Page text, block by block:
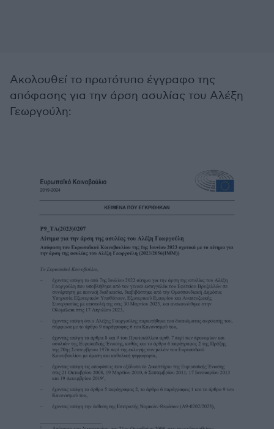
Ακολουθεί το πρωτότυπο έγγραφο της
απόφασης για την άρση ασυλίας του Αλέξη
Γεωργούλη: